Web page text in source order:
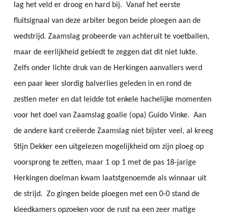
lag het veld er droog en hard bij. Vanaf het eerste
fluitsignaal van deze arbiter begon beide ploegen aan de
wedstrijd. Zaamslag probeerde van achteruit te voetballen,
maar de eerlijkheid gebiedt te zeggen dat dit niet lukte.
Zelfs onder lichte druk van de Herkingen aanvallers werd
een paar keer slordig balverlies geleden in en rond de
zestien meter en dat leidde tot enkele hachelijke momenten
voor het doel van Zaamslag goalie (opa) Guido Vinke. Aan
de andere kant creëerde Zaamslag niet bijster veel, al kreeg
Stijn Dekker een uitgelezen mogelijkheid om zijn ploeg op
voorsprong te zetten, maar 1 op 1 met de pas 18-jarige
Herkingen doelman kwam laatstgenoemde als winnaar uit
de strijd. Zo gingen beide ploegen met een 0-0 stand de
kleedkamers opzoeken voor de rust na een zeer matige